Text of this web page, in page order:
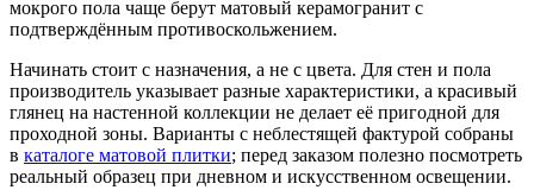
мокрого пола чаще берут матовый керамогранит с
подтверждённым противоскольжением.
Начинать стоит с назначения, а не с цвета. Для стен и пола
производитель указывает разные характеристики, а красивый
глянец на настенной коллекции не делает её пригодной для
проходной зоны. Варианты с неблестящей фактурой собраны
в каталоге матовой плитки; перед заказом полезно посмотреть
реальный образец при дневном и искусственном освещении.